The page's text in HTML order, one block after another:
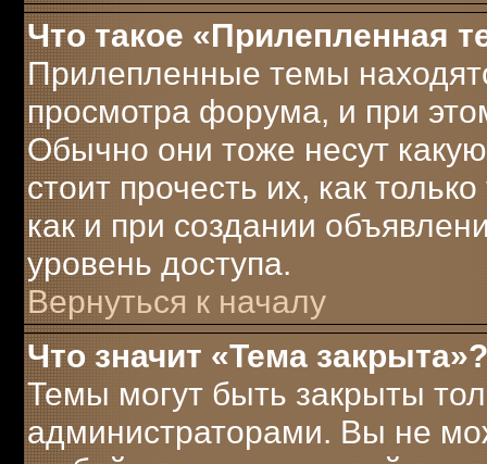
Что такое «Прилепленная
Прилепленные темы
просмотра форума, и при
Обычно они тоже несут
стоит прочесть их, как
как и при создании
уровень доступа.
Вернуться к началу
Что значит «Тема закрыта»?
Темы могут быть закрыты
администраторами. Вы не